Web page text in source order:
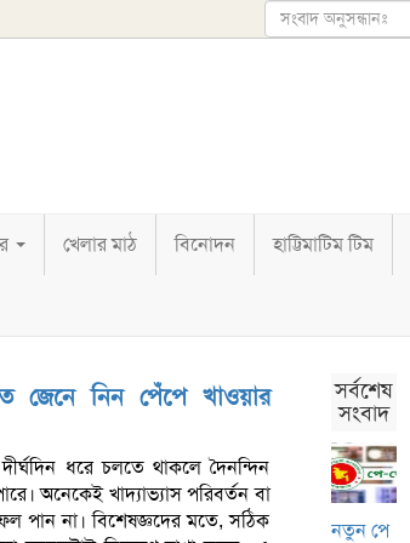
খেলার মাঠ বিনোদন হাট্টিমাটিম টিম
জেনে নিন পেঁপে খাওয়ার
ধরে চলতে থাকলে দৈনন্দিন
অনেকেই খাদ্যাভ্যাস পরিবর্তন বা
পান না। বিশেষজ্ঞদের মতে, সঠিক
সর্বশেষ
সংবাদ
নতুন পে